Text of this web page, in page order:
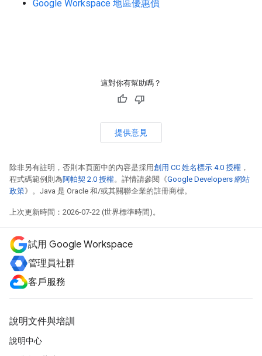
Google Workspace 地區優惠價
這對你有幫助嗎？
提供意見
除非另有註明，否則本頁面中的內容是採用創用 CC 姓名標示 4.0 授權 ，
程式碼範例則為阿帕契 2.0 授權。詳情請參閱《Google Developers 網站
政策》。Java 是 Oracle 和/或其關聯企業的註冊商標。
上次更新時間：2026-07-22 (世界標準時間)。
試用 Google Workspace
管理員社群
客戶服務
說明文件與培訓
說明中心